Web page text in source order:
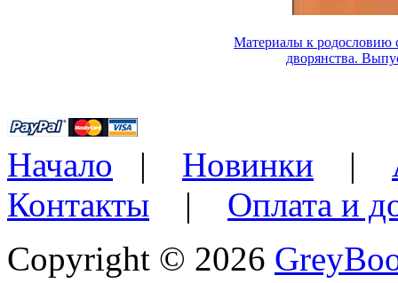
Материалы к родословию
дворянства.
Начало | Новинки |
Контакты | Оплата и
Copyright © 2026